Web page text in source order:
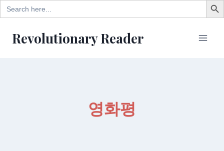
Search
for:
Revolutionary Reader
영화평